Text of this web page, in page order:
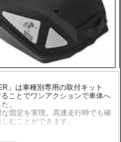
」は車種別専用の取付キット
ことでワンアクションで車体へ
。
固定を実現。高速走行時でも確
むことができます。